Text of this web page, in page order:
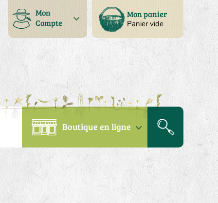
Mon panier
Panier vide
Mon
Compte
Boutique en ligne